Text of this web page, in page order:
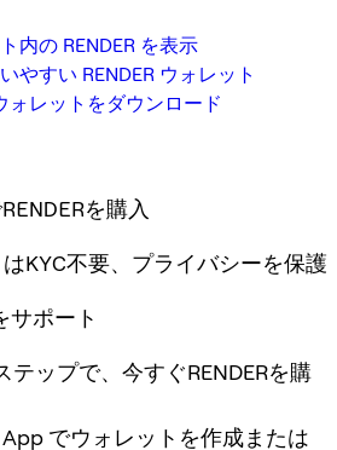
内の RENDER を表示
やすい RENDER ウォレット
ォレットをダウンロード
を購入
KYC不要、プライバシーを保護
サポート
テップで、今すぐRENDERを購
App でウォレットを作成または